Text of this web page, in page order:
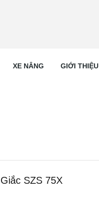
XE NÂNG GIỚI THIỆU
SZS 75X